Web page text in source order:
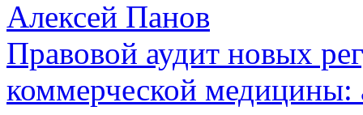
Алексей Панов
Правовой аудит новых
коммерческой медицины: